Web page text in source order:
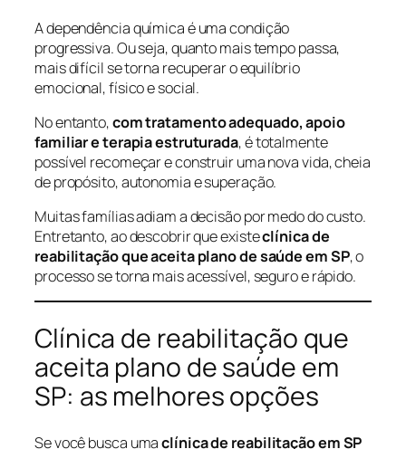
A dependência química é uma condição
progressiva. Ou seja, quanto mais tempo passa,
mais difícil se torna recuperar o equilíbrio
emocional, físico e social.
No entanto,com tratamento adequado, apoio
familiar e terapia estruturada, é totalmente
possível recomeçar e construir uma nova vida, cheia
de propósito, autonomia e superação.
Muitas famílias adiam a decisão por medo do custo.
Entretanto, ao descobrir que existeclínica de
reabilitação que aceita plano de saúde em SP, o
processo se torna mais acessível, seguro e rápido.
Clínica de reabilitação que
aceita plano de saúde em
SP: as melhores opções
Se você busca umaclínica de reabilitação em SP